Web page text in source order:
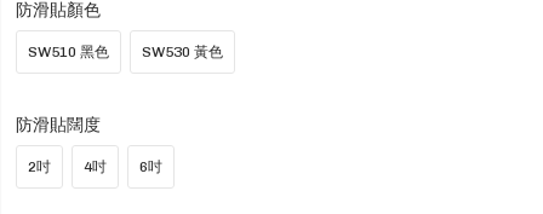
防滑貼顏色
SW510 黑色 SW530 黃色
防滑貼闊度
2吋 4吋 6吋